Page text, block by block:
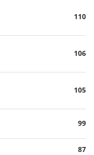
110
106
105
99
87